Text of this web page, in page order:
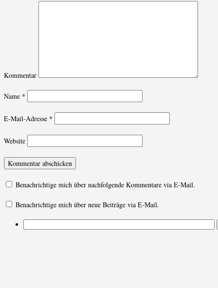
Kommentar
Name *
E-Mail-Adresse *
Website
Benachrichtige mich über nachfolgende Kommentare via E-Mail.
Benachrichtige mich über neue Beiträge via E-Mail.